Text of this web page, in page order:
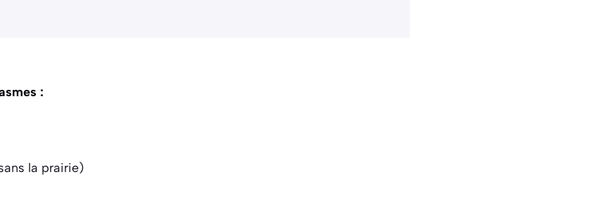
:
la prairie)